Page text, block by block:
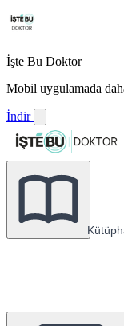
İşte Bu Doktor
Mobil uygulamada
İndir